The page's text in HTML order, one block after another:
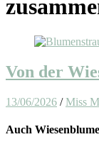
Von der
13/06/2026 /Miss
Auch